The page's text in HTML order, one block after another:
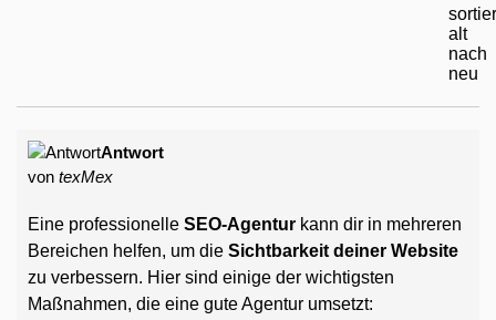
Antwort
von texMex
Eine professionelle SEO-Agentur kann dir in mehreren
Bereichen helfen, um die Sichtbarkeit deiner Website
zu verbessern. Hier sind einige der wichtigsten
Maßnahmen, die eine gute Agentur umsetzt: